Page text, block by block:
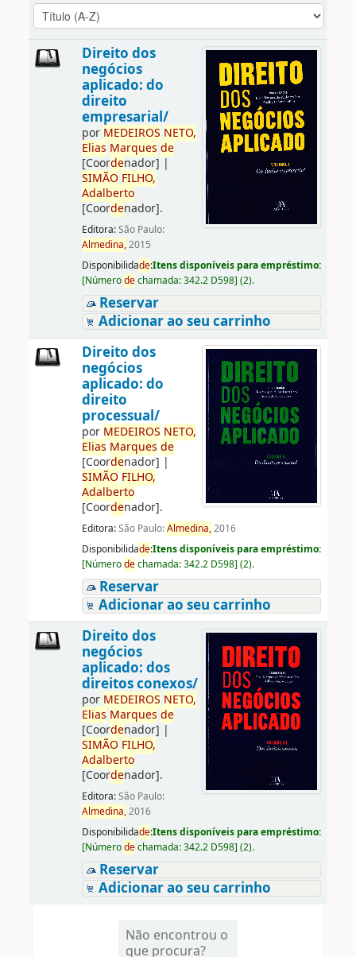
Direito dos
negócios
aplicado: do
direito
empresarial/
por MEDEIROS NETO,
Elias Marques de
[Coordenador] |
SIMÃO FILHO,
Adalberto
[Coordenador].
Editora:São Paulo:
Almedina,2015
Disponibilidade:Itens disponíveis para empréstimo:
[Númerodechamada:342.2 D598] (2).
Reservar
Adicionar ao seu carrinho
Direito dos
negócios
aplicado: do
direito
processual/
por MEDEIROS NETO,
Elias Marques de
[Coordenador] |
SIMÃO FILHO,
Adalberto
[Coordenador].
Editora:São Paulo:Almedina,2016
Disponibilidade:Itens disponíveis para empréstimo:
[Númerodechamada:342.2 D598] (2).
Reservar
Adicionar ao seu carrinho
Direito dos
negócios
aplicado: dos
direitos conexos/
por MEDEIROS NETO,
Elias Marques de
[Coordenador] |
SIMÃO FILHO,
Adalberto
[Coordenador].
Editora:São Paulo:
Almedina,2016
Disponibilidade:Itens disponíveis para empréstimo:
[Númerodechamada:342.2 D598] (2).
Reservar
Adicionar ao seu carrinho
Não encontrou o
que procura?